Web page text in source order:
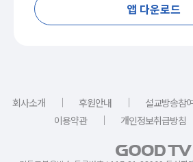
앱 다운로드
회사소개 ｜ 후원안내 ｜ 설교방송참
이용약관
｜ 개인정보취급방침